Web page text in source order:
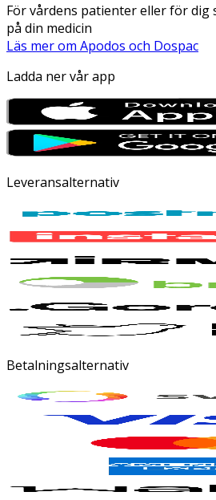
För vårdens patienter eller för dig
på din medicin
Läs mer om Apodos och Dospac
Ladda ner vår app
Leveransalternativ
Betalningsalternativ